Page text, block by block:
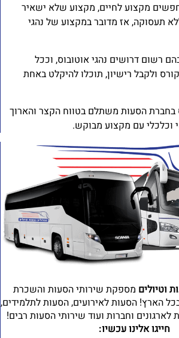
מקצוע לחיים, מקצוע שלא ישאיר
תעסוקה, אז מדובר במקצוע של נהגי
רשום דרושים נהגי אוטובוס, וככל
ולקבל רישיון, תוכלו להיקלט באחת
הסעות משתלם בטווח הקצר והארוך
עם מקצוע מבוקש.
וטיוליםמספקת שירותי הסעות והשכרת
הארץ! הסעות לאירועים, הסעות לתלמידים,
לארגונים וחברות ועוד שירותי הסעות רבים!
חייגו אלינו עכשיו: